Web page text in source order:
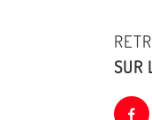
SUR